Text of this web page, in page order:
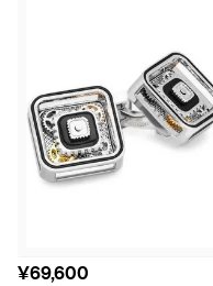
¥69,600